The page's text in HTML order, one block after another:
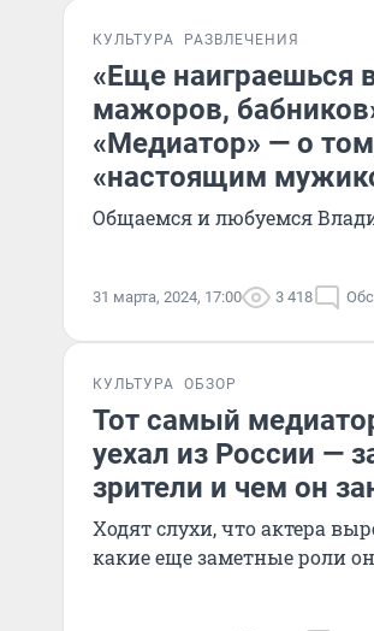
КУЛЬТУРА РАЗВЛЕЧЕНИЯ
«Еще наиграешься
мажоров,
«Медиатор» — о
«настоящим
Общаемся и любуемся
31 марта, 2024, 17:00 3 418
КУЛЬТУРА ОБЗОР
Тот самый
уехал из России —
зрители и чем он
Ходят слухи, что актера
какие еще заметные роли